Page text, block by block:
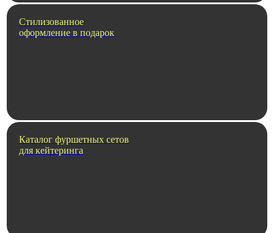
Стилизованное
оформление в подарок
Каталог фуршетных сетов
для кейтеринга